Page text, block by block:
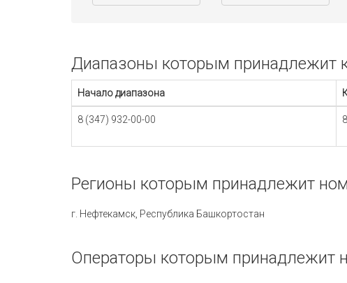
Диапазоны которым принадлежит
Начало диапазона
8 (347) 932-00-00
Регионы которым принадлежит
г. Нефтекамск, Республика Башкортостан
Операторы которым принадлежит